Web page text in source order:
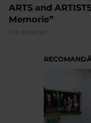
ARTS and
Memorie”
158 vizualizari